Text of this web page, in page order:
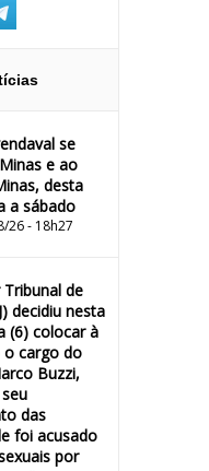
se
e ao
desta
a sábado
26 - 18h27
Tribunal de
decidiu nesta
(6) colocar à
o cargo do
Buzzi,
das
foi acusado
por